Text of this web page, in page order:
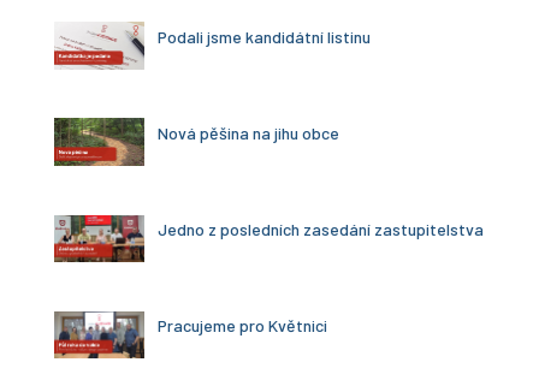
Podali jsme kandidátní listinu
Nová pěšina na jihu obce
Jedno z posledních zasedání zastupitelstva
Pracujeme pro Květnici